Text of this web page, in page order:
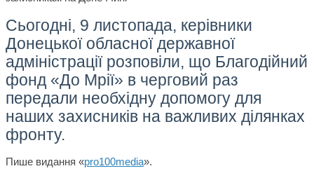
Сьогодні, 9 листопада, керівники
Донецької обласної державної
адміністрації розповіли, що Благодійний
фонд «До Мрії» в черговий раз
передали необхідну допомогу для
наших захисників на важливих ділянках
фронту.
Пише видання «pro100media».